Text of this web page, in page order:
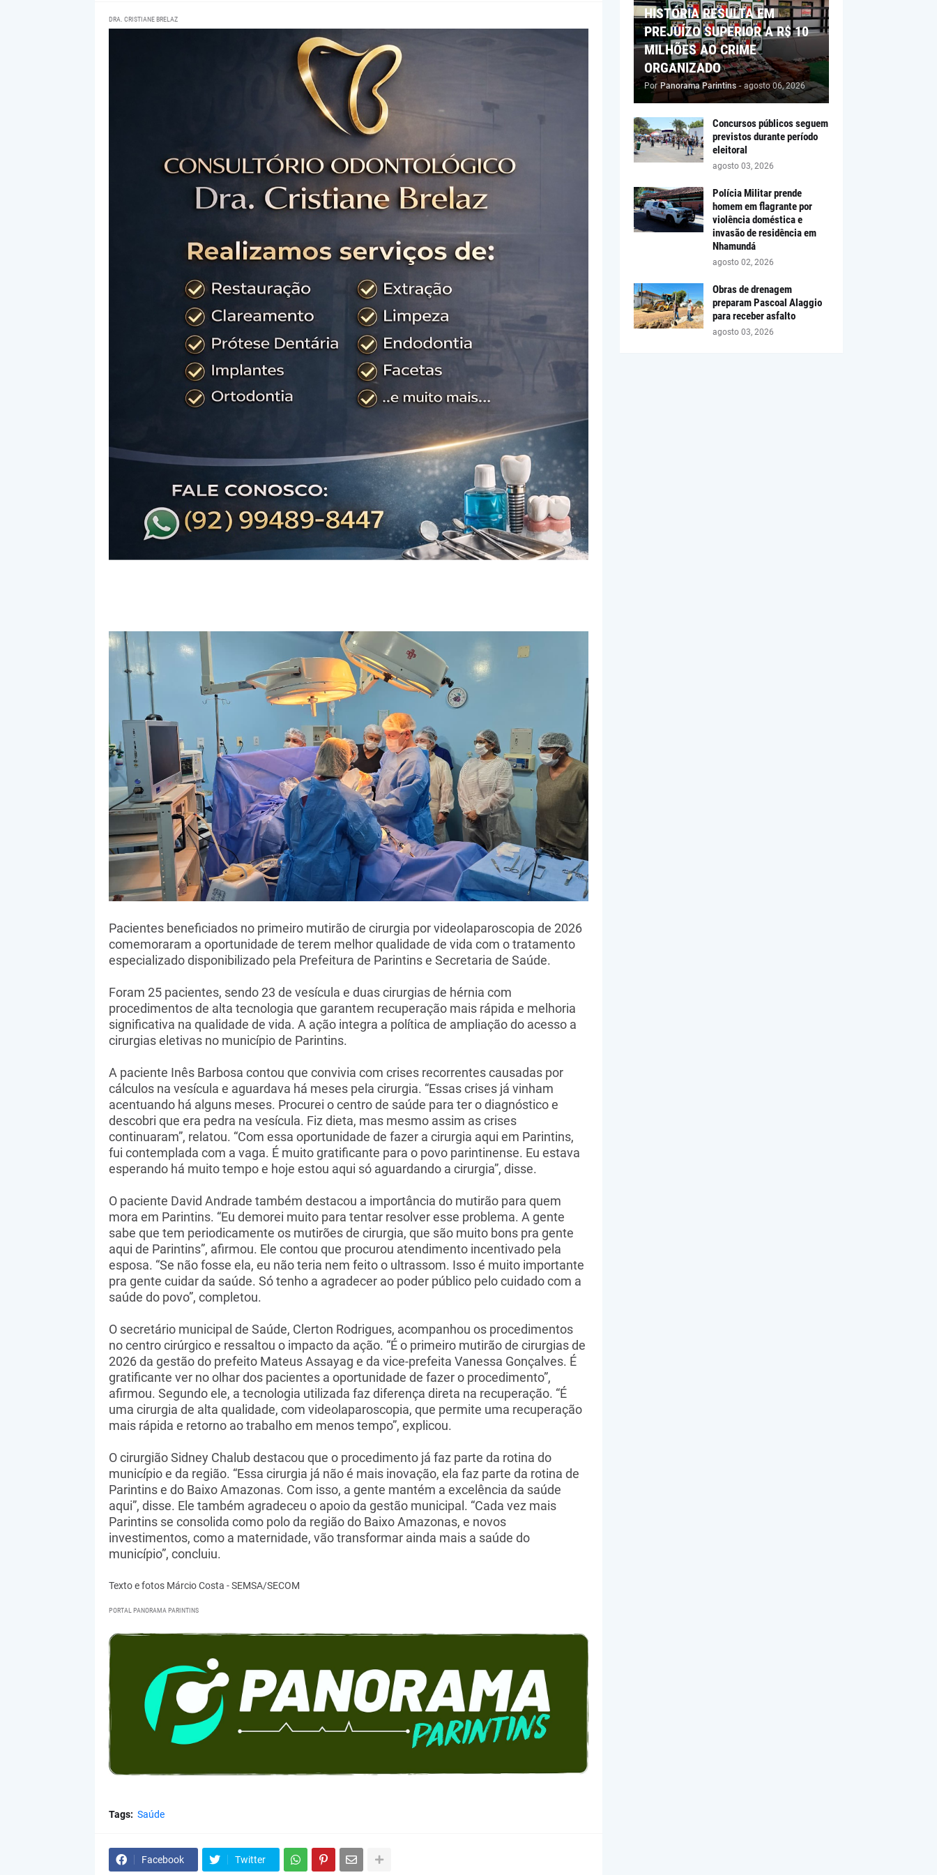
DRA. CRISTIANE BRELAZ
Pacientes beneficiados no primeiro mutirão de cirurgia por videolaparoscopia de 2026
comemoraram a oportunidade de terem melhor qualidade de vida com o tratamento
especializado disponibilizado pela Prefeitura de Parintins e Secretaria de Saúde.
Foram 25 pacientes, sendo 23 de vesícula e duas cirurgias de hérnia com
procedimentos de alta tecnologia que garantem recuperação mais rápida e melhoria
significativa na qualidade de vida. A ação integra a política de ampliação do acesso a
cirurgias eletivas no município de Parintins.
A paciente Inês Barbosa contou que convivia com crises recorrentes causadas por
cálculos na vesícula e aguardava há meses pela cirurgia. “Essas crises já vinham
acentuando há alguns meses. Procurei o centro de saúde para ter o diagnóstico e
descobri que era pedra na vesícula. Fiz dieta, mas mesmo assim as crises
continuaram”, relatou. “Com essa oportunidade de fazer a cirurgia aqui em Parintins,
fui contemplada com a vaga. É muito gratificante para o povo parintinense. Eu estava
esperando há muito tempo e hoje estou aqui só aguardando a cirurgia”, disse.
O paciente David Andrade também destacou a importância do mutirão para quem
mora em Parintins. “Eu demorei muito para tentar resolver esse problema. A gente
sabe que tem periodicamente os mutirões de cirurgia, que são muito bons pra gente
aqui de Parintins”, afirmou. Ele contou que procurou atendimento incentivado pela
esposa. “Se não fosse ela, eu não teria nem feito o ultrassom. Isso é muito importante
pra gente cuidar da saúde. Só tenho a agradecer ao poder público pelo cuidado com a
saúde do povo”, completou.
O secretário municipal de Saúde, Clerton Rodrigues, acompanhou os procedimentos
no centro cirúrgico e ressaltou o impacto da ação. “É o primeiro mutirão de cirurgias de
2026 da gestão do prefeito Mateus Assayag e da vice-prefeita Vanessa Gonçalves. É
gratificante ver no olhar dos pacientes a oportunidade de fazer o procedimento”,
afirmou. Segundo ele, a tecnologia utilizada faz diferença direta na recuperação. “É
uma cirurgia de alta qualidade, com videolaparoscopia, que permite uma recuperação
mais rápida e retorno ao trabalho em menos tempo”, explicou.
O cirurgião Sidney Chalub destacou que o procedimento já faz parte da rotina do
município e da região. “Essa cirurgia já não é mais inovação, ela faz parte da rotina de
Parintins e do Baixo Amazonas. Com isso, a gente mantém a excelência da saúde
aqui”, disse. Ele também agradeceu o apoio da gestão municipal. “Cada vez mais
Parintins se consolida como polo da região do Baixo Amazonas, e novos
investimentos, como a maternidade, vão transformar ainda mais a saúde do
município”, concluiu.
Texto e fotos Márcio Costa - SEMSA/SECOM
PORTAL PANORAMA PARINTINS
Tags: Saúde
Facebook Twitter
HISTÓRIA RESULTA EM
PREJUÍZO SUPERIOR A R$ 10
MILHÕES AO CRIME
ORGANIZADO
Por Panorama Parintins - agosto 06, 2026
Concursos públicos seguem
previstos durante período
eleitoral
agosto 03, 2026
Polícia Militar prende
homem em flagrante por
violência doméstica e
invasão de residência em
Nhamundá
agosto 02, 2026
Obras de drenagem
preparam Pascoal Alaggio
para receber asfalto
agosto 03, 2026